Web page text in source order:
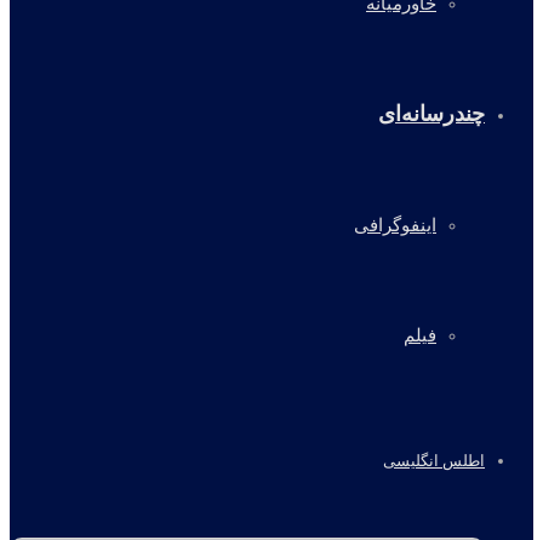
چندرسانه‌ای
اینفوگرافی
فیلم
اطلس انگلیسی